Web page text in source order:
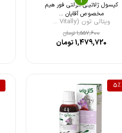
کپسول ژلاتینی مولتی فور هیم
مخصوص آقایان ...
ویتالی تون (Vitally ...
1,557,600تومان
1,479,720تومان
5%